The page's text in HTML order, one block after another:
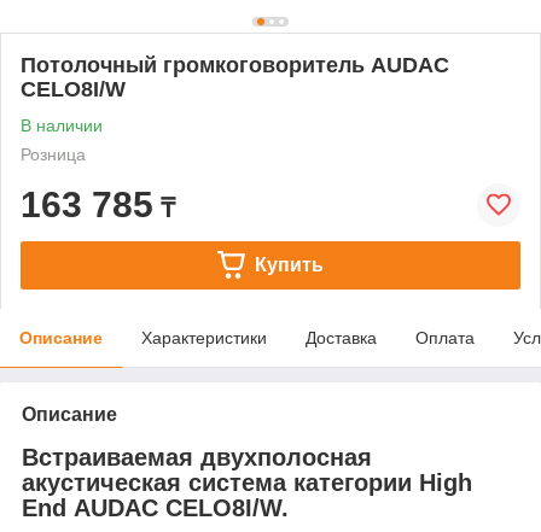
Потолочный громкоговоритель AUDAC
CELO8I/W
В наличии
Розница
163 785 ₸
Купить
Описание Характеристики Доставка Оплата
Описание
Встраиваемая двухполосная
акустическая система категории High
End AUDAC CELO8I/W.